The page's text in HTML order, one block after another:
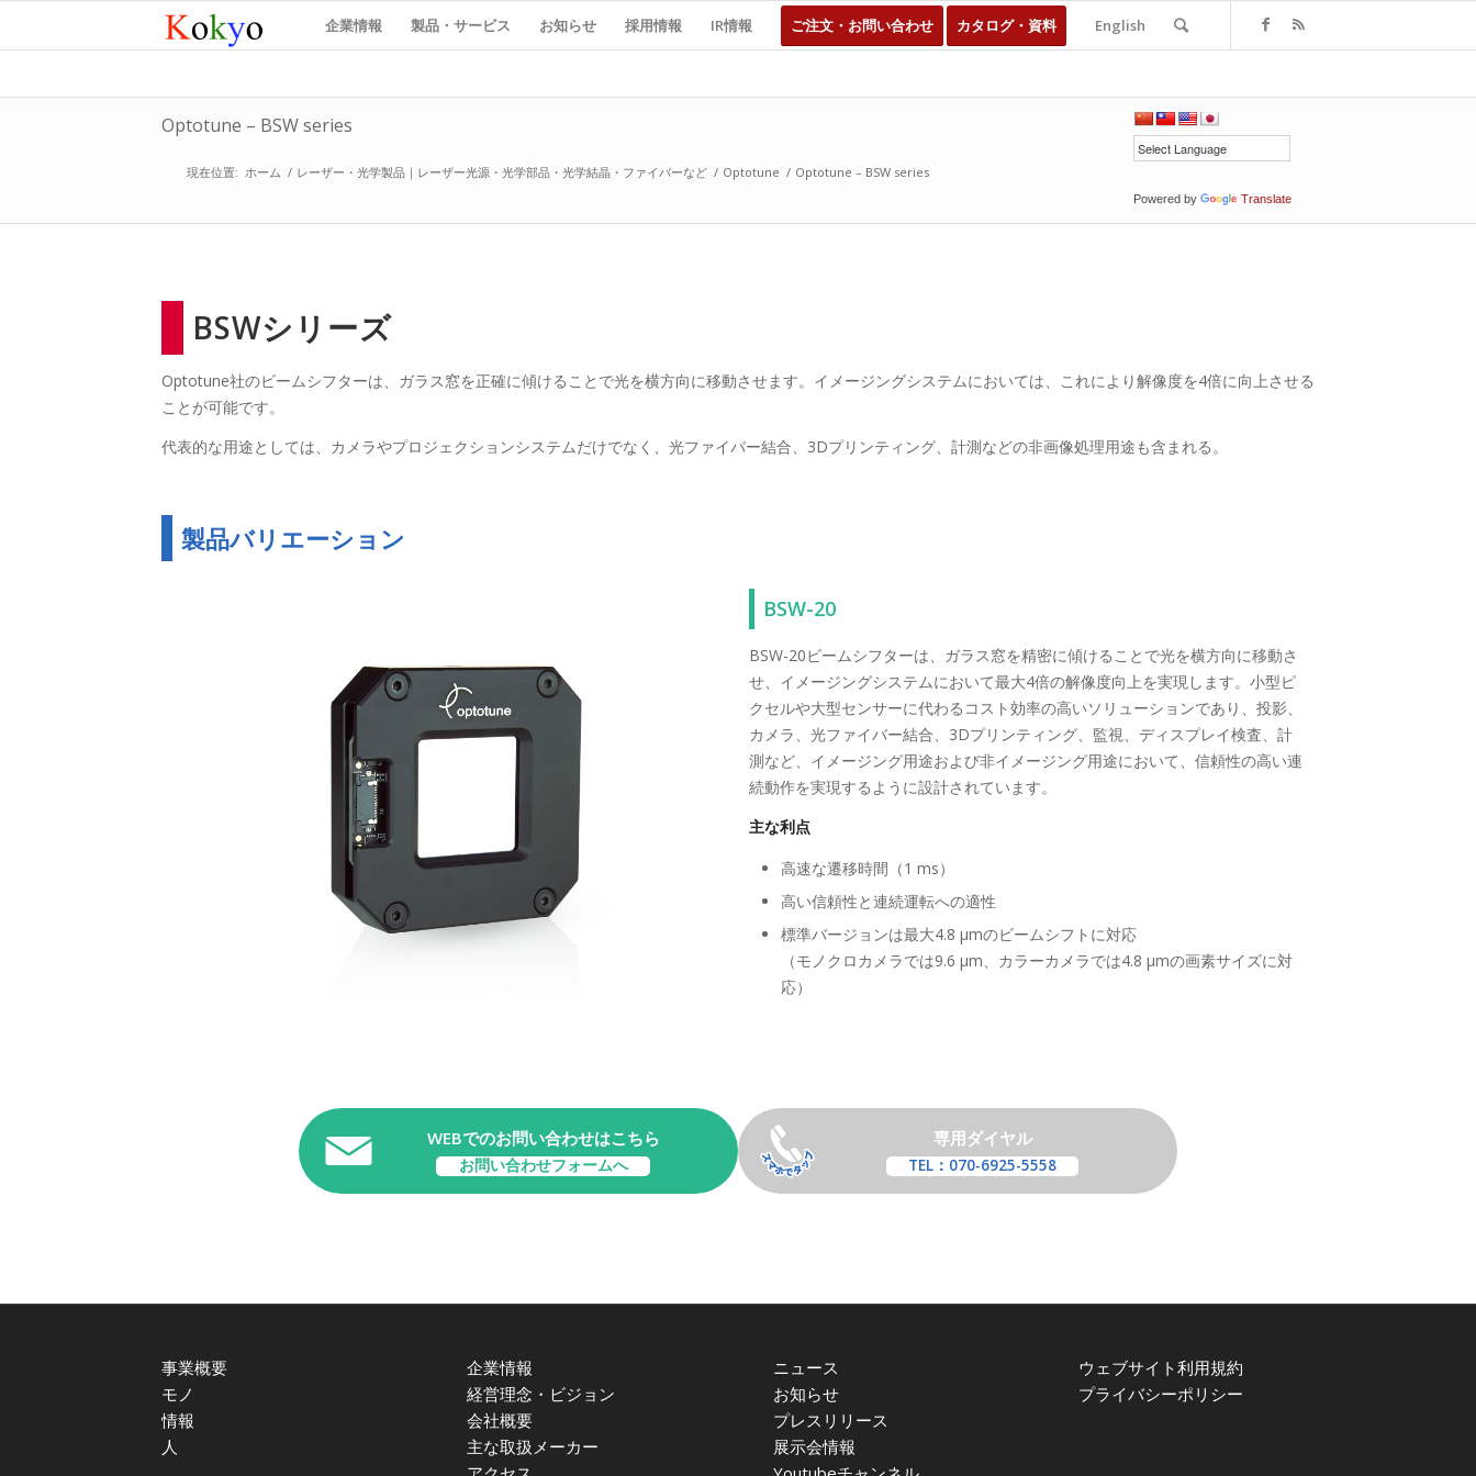
企業情報 製品・サービス お知らせ 採用情報 IR情報 ご注文・お問い合わせ カタログ・資料 English
Optotune – BSW series
Powered by Translate
現在位置: ホーム / レーザー・光学製品｜レーザー光源・光学部品・光学結晶・ファイバーなど / Optotune / Optotune – BSW series
BSWシリーズ
Optotune社のビームシフターは、ガラス窓を正確に傾けることで光を横方向に移動させます。イメージングシステムにおいては、これにより解像度を4倍に向上させる
ことが可能です。
代表的な用途としては、カメラやプロジェクションシステムだけでなく、光ファイバー結合、3Dプリンティング、計測などの非画像処理用途も含まれる。
製品バリエーション
BSW-20
BSW-20ビームシフターは、ガラス窓を精密に傾けることで光を横方向に移動さ
せ、イメージングシステムにおいて最大4倍の解像度向上を実現します。小型ピ
クセルや大型センサーに代わるコスト効率の高いソリューションであり、投影、
カメラ、光ファイバー結合、3Dプリンティング、監視、ディスプレイ検査、計
測など、イメージング用途および非イメージング用途において、信頼性の高い連
続動作を実現するように設計されています。
主な利点
高速な遷移時間（1 ms）
高い信頼性と連続運転への適性
標準バージョンは最大4.8 μmのビームシフトに対応
（モノクロカメラでは9.6 μm、カラーカメラでは4.8 μmの画素サイズに対
応）
WEBでのお問い合わせはこちら
お問い合わせフォームへ
専用ダイヤル
TEL：070-6925-5558
事業概要
モノ
情報
人
企業情報
経営理念・ビジョン
会社概要
主な取扱メーカー
ニュース
お知らせ
プレスリリース
展示会情報
ウェブサイト利用規約
プライバシーポリシー